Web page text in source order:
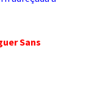
Sans